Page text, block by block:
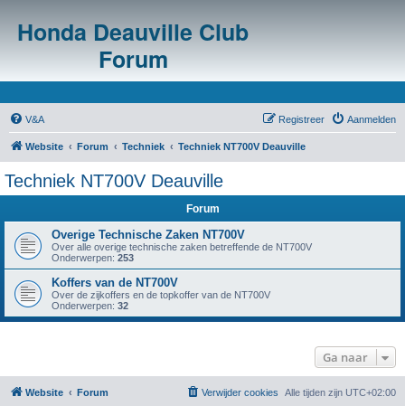
Honda Deauville Club
Forum
V&A Aanmelden
Registreer
Website Forum Techniek Techniek NT700V Deauville
Techniek NT700V Deauville
Forum
Overige Technische Zaken NT700V
Over alle overige technische zaken betreffende de NT700V
Onderwerpen: 253
Koffers van de NT700V
Over de zijkoffers en de topkoffer van de NT700V
Onderwerpen: 32
Ga naar
Website Forum Alle tijden zijn UTC+02:00
Verwijder cookies